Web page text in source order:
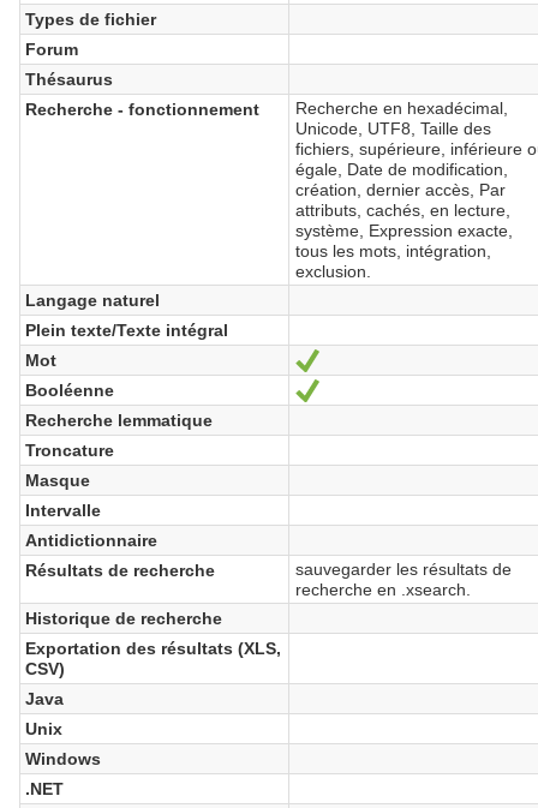
Types de fichier
Forum
Thésaurus
Recherche - fonctionnement
Recherche en hexadécimal,
Unicode, UTF8, Taille des
fichiers, supérieure, inférieure
égale, Date de modification,
création, dernier accès, Par
attributs, cachés, en lecture,
système, Expression exacte,
tous les mots, intégration,
exclusion.
Langage naturel
Plein texte/Texte intégral
Mot
Booléenne
Ja
Recherche lemmatique
Troncature
Masque
Intervalle
Antidictionnaire
Résultats de recherche
sauvegarder les résultats de
recherche en .xsearch.
Historique de recherche
Exportation des résultats (XLS,
CSV)
Java
Unix
Windows
.NET